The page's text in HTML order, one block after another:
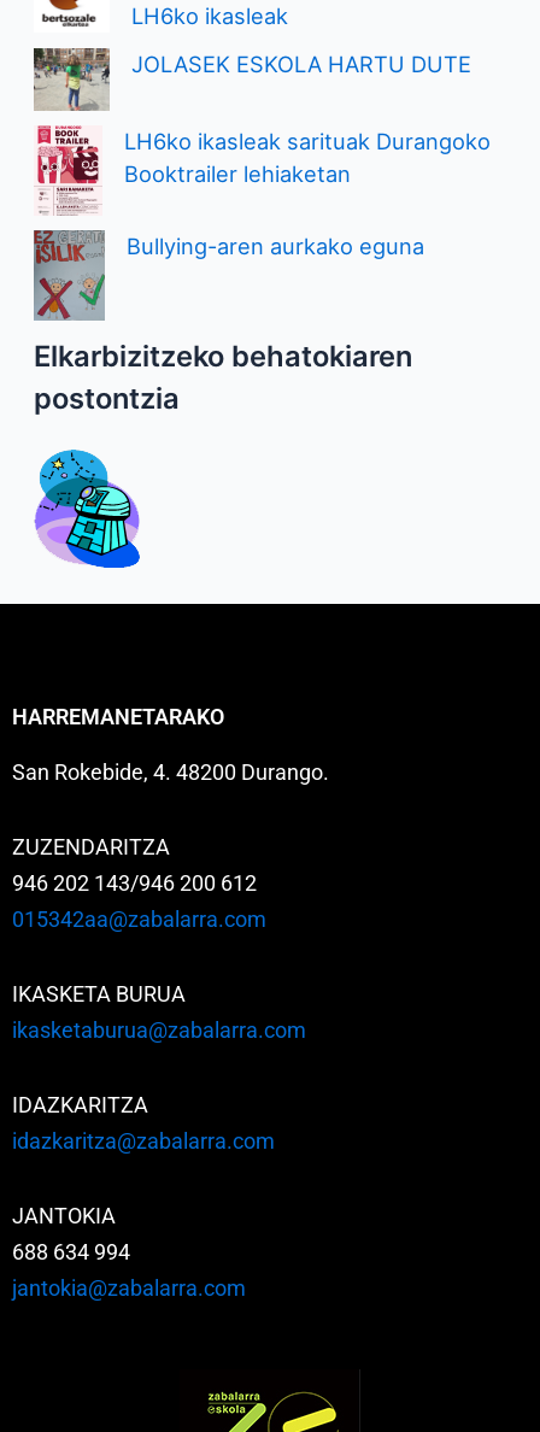
LH6ko ikasleak
JOLASEK ESKOLA HARTU DUTE
LH6ko ikasleak sarituak Durangoko
Booktrailer lehiaketan
Bullying-aren aurkako eguna
Elkarbizitzeko behatokiaren
postontzia
HARREMANETARAKO
San Rokebide, 4. 48200 Durango.
ZUZENDARITZA
946 202 143/946 200 612
015342aa@zabalarra.com
IKASKETA BURUA
ikasketaburua@zabalarra.com
IDAZKARITZA
idazkaritza@zabalarra.com
JANTOKIA
688 634 994
jantokia@zabalarra.com